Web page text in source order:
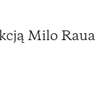
Milo Raua